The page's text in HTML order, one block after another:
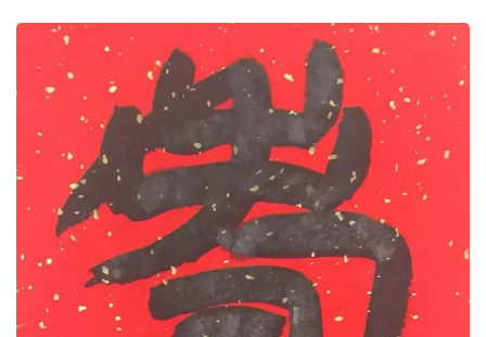
综合来看，青山书法成绩首先在隶书的创作
上，早期取法礼器和张迁，他把礼器的俊逸和张迁